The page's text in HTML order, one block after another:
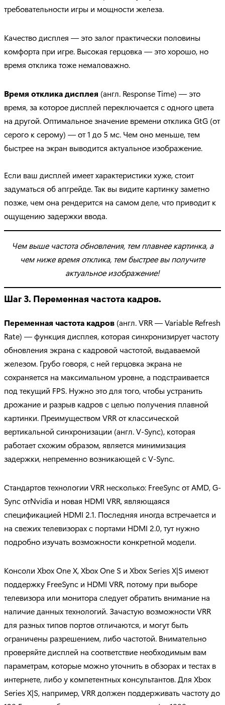
требовательности игры и мощности железа.
Качество дисплея — это залог практически половины
комфорта при игре. Высокая герцовка — это хорошо, но
время отклика тоже немаловажно.
Время отклика дисплея (англ. Response Time) — это
время, за которое дисплей переключается с одного цвета
на другой. Оптимальное значение времени отклика GtG (от
серого к серому) — от 1 до 5 мс. Чем оно меньше, тем
быстрее на экран выводится актуальное изображение.
Если ваш дисплей имеет характеристики хуже, стоит
задуматься об апгрейде. Так вы видите картинку заметно
позже, чем она рендерится на самом деле, что приводит к
ощущению задержки ввода.
Чем выше частота обновления, тем плавнее картинка, а
чем ниже время отклика, тем быстрее вы получите
актуальное изображение!
Шаг 3. Переменная частота кадров.
Переменная частота кадров (англ. VRR — Variable Refresh
Rate) — функция дисплея, которая синхронизирует частоту
обновления экрана с кадровой частотой, выдаваемой
железом. Грубо говоря, с ней герцовка экрана не
сохраняется на максимальном уровне, а подстраивается
под текущий FPS. Нужно это для того, чтобы устранить
дрожание и разрыв кадров с целью получения плавной
картинки. Преимуществом VRR от классической
вертикальной синхронизации (англ. V-Sync), которая
работает схожим образом, является минимизация
задержки, непременно возникающей с V-Sync.
Стандартов технологии VRR несколько: FreeSync от AMD, G-
Sync отNvidia и новая HDMI VRR, являющаяся
спецификацией HDMI 2.1. Последняя иногда встречается и
на свежих телевизорах с портами HDMI 2.0, тут нужно
подробно изучать возможности конкретной модели.
Консоли Xbox One X, Xbox One S и Xbox Series X|S имеют
поддержку FreeSync и HDMI VRR, потому при выборе
телевизора или монитора следует обратить внимание на
наличие данных технологий. Зачастую возможности VRR
для разных типов портов отличаются, и могут быть
ограничены разрешением, либо частотой. Внимательно
проверяйте дисплей на соответствие необходимым вам
параметрам, которые можно уточнить в обзорах и тестах в
интернете, либо у компетентных консультантов. Для Xbox
Series X|S, например, VRR должен поддерживать частоту до